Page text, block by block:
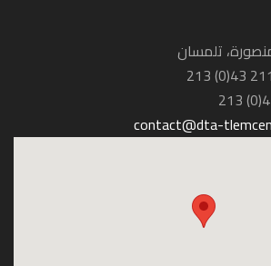
فندق زيري
تلمسان
contact@dta-